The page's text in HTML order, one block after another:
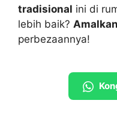
tradisional ini di
lebih baik?
perbezaannya!